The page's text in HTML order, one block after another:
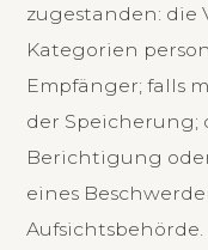
zugestanden: die
Kategorien
Empfänger; falls
der Speicherung;
Berichtigung
eines
Aufsichtsbehörde.